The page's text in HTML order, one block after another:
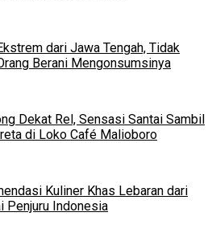
dari Jawa Tengah, Tidak
Berani Mengonsumsinya
Dekat Rel, Sensasi Santai Sambil
di Loko Café Malioboro
Kuliner Khas Lebaran dari
Penjuru Indonesia